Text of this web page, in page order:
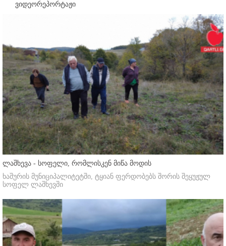
ვიდეორეპორტაჟი
ლაშხევა - სოფელი, რომლისკენ მიწა მოდის
ხაშურის მუნიციპალიტეტში, ტყიან ფერდობებს შორის შეყუჟულ
სოფელ ლაშხევში